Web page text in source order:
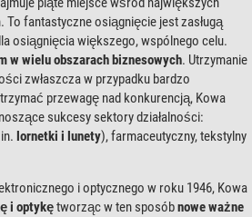
fantastyczne osiągnięcie jest zasługą
osiągnięcia większego, wspólnego celu.
w wielu obszarach biznesowych. Utrzymanie
zwłaszcza w przypadku bardzo
przewagę nad konkurencją, Kowa
sukcesy sektory działalności:
lornetki i lunety), farmaceutyczny, tekstylny
i optycznego w roku 1946, Kowa
i optykętworząc w ten sposóbnowe ważne